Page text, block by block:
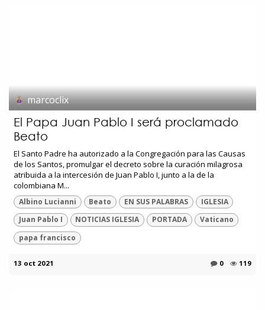
marcoclix
El Papa Juan Pablo I será proclamado
Beato
El Santo Padre ha autorizado a la Congregación para las Causas
de los Santos, promulgar el decreto sobre la curación milagrosa
atribuida a la intercesión de Juan Pablo I, junto a la de la
colombiana M...
Albino Lucianni Beato EN SUS PALABRAS
IGLESIA
Juan Pablo I
NOTICIAS IGLESIA PORTADA
Vaticano
papa francisco
13 oct 2021 0 119